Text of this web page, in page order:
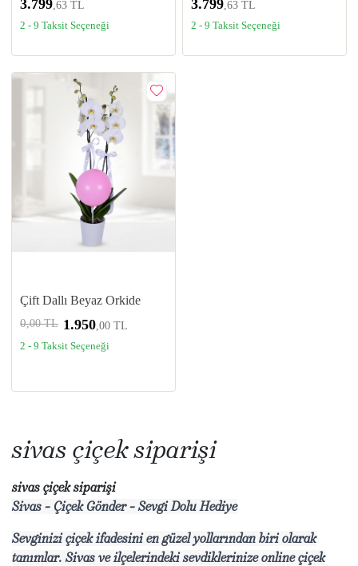
3.799,63 TL
2 - 9 Taksit Seçeneği
3.799,63 TL
2 - 9 Taksit Seçeneği
Çift Dallı Beyaz Orkide
0,00 TL 1.950,00 TL
2 - 9 Taksit Seçeneği
sivas çiçek siparişi
sivas çiçek siparişi
Sivas - Çiçek Gönder - Sevgi Dolu Hediye
Sevginizi çiçek ifadesini en güzel yollarından biri olarak
tanımlar. Sivas ve ilçelerindeki sevdiklerinize online çiçek